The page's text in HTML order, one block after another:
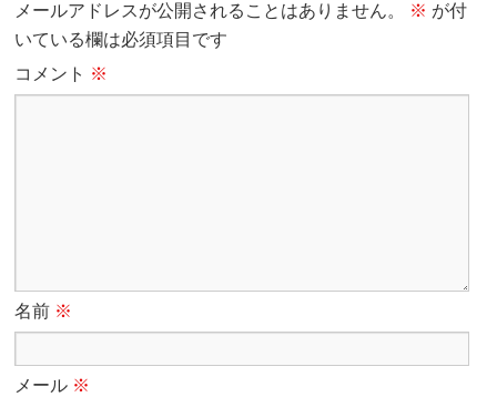
メールアドレスが公開されることはありません。 ※ が付
いている欄は必須項目です
コメント ※
名前 ※
メール ※